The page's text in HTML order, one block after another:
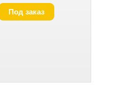
Под заказ